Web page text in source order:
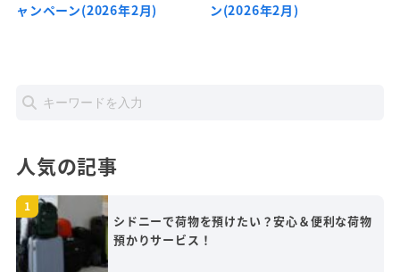
ャンペーン(2026年2月)
ン(2026年2月)
人気の記事
シドニーで荷物を預けたい？安心＆便利な荷物
預かりサービス！